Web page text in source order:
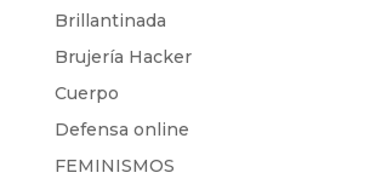
Brillantinada
Brujería Hacker
Cuerpo
Defensa online
FEMINISMOS